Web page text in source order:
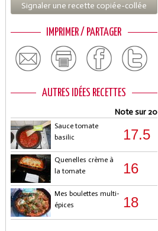
Signaler une recette copiée-collée
IMPRIMER / PARTAGER
AUTRES IDÉES RECETTES
Note sur 20
Sauce tomate
basilic
17.5
Quenelles crème à
la tomate
16
Mes boulettes multi-
épices
18